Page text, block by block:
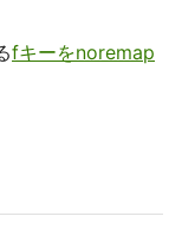
fキーをnoremap